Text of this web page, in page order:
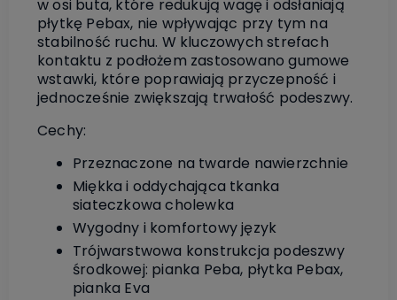
w osi buta, które redukują wagę i odsłaniają
płytkę Pebax, nie wpływając przy tym na
stabilność ruchu. W kluczowych strefach
kontaktu z podłożem zastosowano gumowe
wstawki, które poprawiają przyczepność i
jednocześnie zwiększają trwałość podeszwy.
Cechy:
Przeznaczone na twarde nawierzchnie
Miękka i oddychająca tkanka
siateczkowa cholewka
Wygodny i komfortowy język
Trójwarstwowa konstrukcja podeszwy
środkowej: pianka Peba, płytka Pebax,
pianka Eva